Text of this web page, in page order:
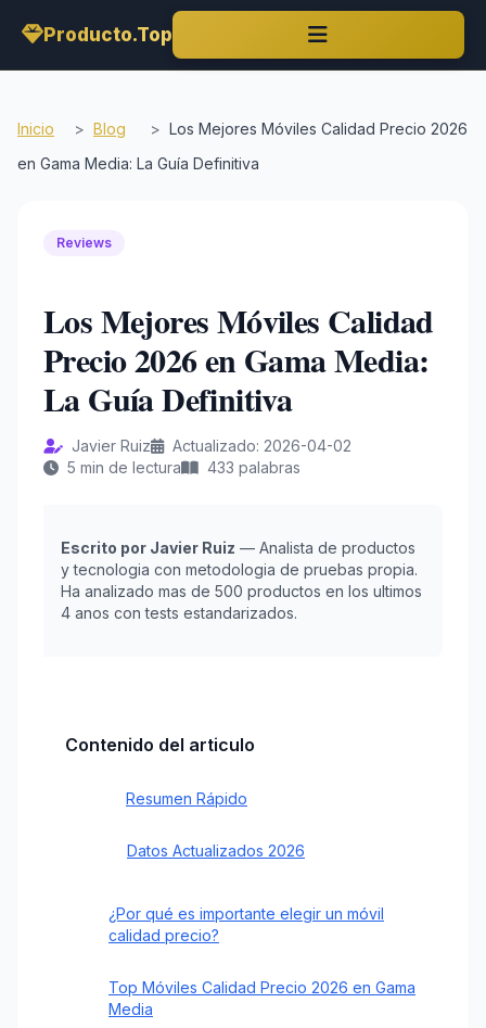
Producto.Top
Inicio > Blog > Los Mejores Móviles Calidad Precio 2026
en Gama Media: La Guía Definitiva
Reviews
Los Mejores Móviles Calidad
Precio 2026 en Gama Media:
La Guía Definitiva
Javier Ruiz
Actualizado: 2026-04-02
5 min de lectura
433 palabras
Escrito por Javier Ruiz — Analista de productos
y tecnologia con metodologia de pruebas propia.
Ha analizado mas de 500 productos en los ultimos
4 anos con tests estandarizados.
Contenido del articulo
Resumen Rápido
Datos Actualizados 2026
¿Por qué es importante elegir un móvil
calidad precio?
Top Móviles Calidad Precio 2026 en Gama
Media